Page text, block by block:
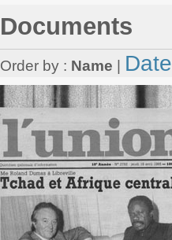
Documents
Order by : Name Date